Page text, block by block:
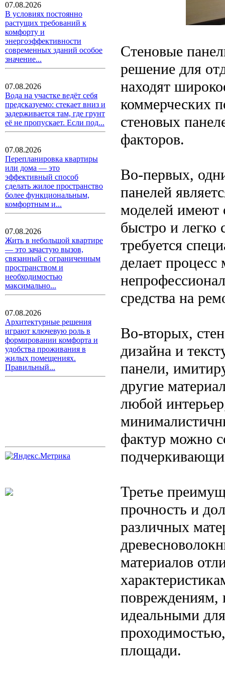
07.08.2026
В условиях постоянно
растущих требований к
комфорту и
энергоэффективности
современных зданий особое
значение...
07.08.2026
Вода на участке ведёт себя
предсказуемо: стекает вниз и
задерживается там, где грунт
её не пропускает. Если под...
07.08.2026
Перепланировка квартиры
или дома — это
эффективный способ
сделать жилое пространство
более функциональным,
комфортным и...
07.08.2026
Жить в небольшой квартире
— это зачастую вызов,
связанный с ограниченным
пространством и
необходимостью
максимально...
07.08.2026
Архитектурные решения
играют ключевую роль в
формировании комфорта и
удобства проживания в
жилых помещениях.
Правильный...
Стеновые
решение для
находят
коммерческих
стеновых
факторов.
Во-первых,
панелей
моделей имеют
быстро и легко
требуется
делает
средства на
Во-вторых,
дизайна и
панели,
другие
любой
фактур можно
Третье
прочность и
различных
материалов
повреждениям,
идеальными
площади.